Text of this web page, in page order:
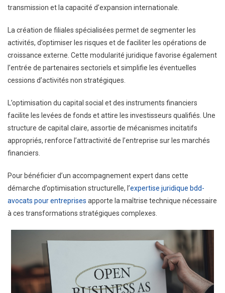
transmission et la capacité d’expansion internationale.
La création de filiales spécialisées permet de segmenter les
activités, d’optimiser les risques et de faciliter les opérations de
croissance externe. Cette modularité juridique favorise également
l’entrée de partenaires sectoriels et simplifie les éventuelles
cessions d’activités non stratégiques.
L’optimisation du capital social et des instruments financiers
facilite les levées de fonds et attire les investisseurs qualifiés. Une
structure de capital claire, assortie de mécanismes incitatifs
appropriés, renforce l’attractivité de l’entreprise sur les marchés
financiers.
Pour bénéficier d’un accompagnement expert dans cette
démarche d’optimisation structurelle, l’expertise juridique bdd-
avocats pour entreprises apporte la maîtrise technique nécessaire
à ces transformations stratégiques complexes.